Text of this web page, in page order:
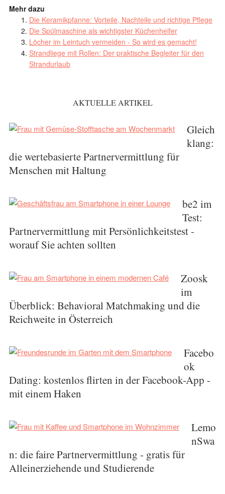
Mehr dazu
Die Keramikpfanne: Vorteile, Nachteile und richtige Pflege
Die Spülmaschine als wichtigster Küchenhelfer
Löcher im Leintuch vermeiden - So wird es gemacht!
Strandliege mit Rollen: Der praktische Begleiter für den
Strandurlaub
AKTUELLE ARTIKEL
Gleich
klang:
die wertebasierte Partnervermittlung für
Menschen mit Haltung
be2 im
Test:
Partnervermittlung mit Persönlichkeitstest -
worauf Sie achten sollten
Zoosk
im
Überblick: Behavioral Matchmaking und die
Reichweite in Österreich
Facebo
ok
Dating: kostenlos flirten in der Facebook-App -
mit einem Haken
Lemo
nSwa
n: die faire Partnervermittlung - gratis für
Alleinerziehende und Studierende